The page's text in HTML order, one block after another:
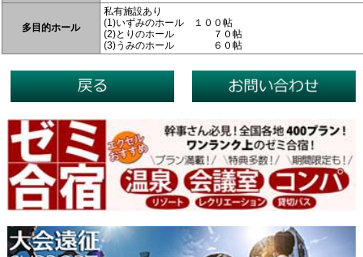
多目的ホール
私有施設あり
(1)いずみのホール １００帖
(2)とりのホール ７０帖
(3)うみのホール ６０帖